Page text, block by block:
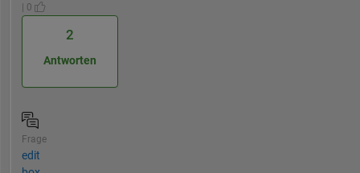
| 0
2
Antworten
Frage
edit